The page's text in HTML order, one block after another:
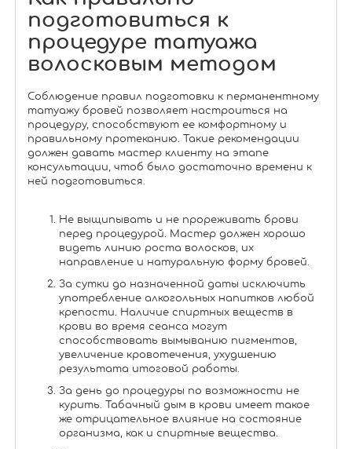
подготовиться к
процедуре татуажа
волосковым методом
Соблюдение правил подготовки к перманентному
татуажу бровей позволяет настроиться на
процедуру, способствуют ее комфортному и
правильному протеканию. Такие рекомендации
должен давать мастер клиенту на этапе
консультации, чтоб было достаточно времени к
ней подготовиться.
Не выщипывать и не прореживать брови
перед процедурой. Мастер должен хорошо
видеть линию роста волосков, их
направление и натуральную форму бровей.
За сутки до назначенной даты исключить
употребление алкогольных напитков любой
крепости. Наличие спиртных веществ в
крови во время сеанса могут
способствовать вымыванию пигментов,
увеличение кровотечения, ухудшению
результата итоговой работы.
За день до процедуры по возможности не
курить. Табачный дым в крови имеет такое
же отрицательное влияние на состояние
организма, как и спиртные вещества.